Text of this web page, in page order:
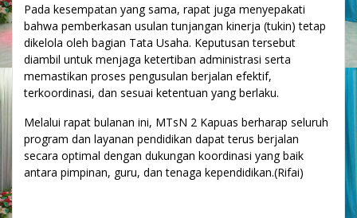
Pada kesempatan yang sama, rapat juga menyepakati
bahwa pemberkasan usulan tunjangan kinerja (tukin) tetap
dikelola oleh bagian Tata Usaha. Keputusan tersebut
diambil untuk menjaga ketertiban administrasi serta
memastikan proses pengusulan berjalan efektif,
terkoordinasi, dan sesuai ketentuan yang berlaku.
Melalui rapat bulanan ini, MTsN 2 Kapuas berharap seluruh
program dan layanan pendidikan dapat terus berjalan
secara optimal dengan dukungan koordinasi yang baik
antara pimpinan, guru, dan tenaga kependidikan.(Rifai)